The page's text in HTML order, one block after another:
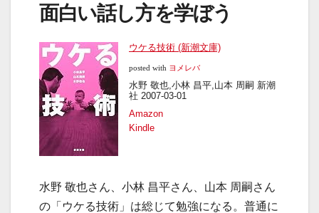
面白い話し方を学ぼう
ウケる技術 (新潮文庫)
posted with ヨメレバ
水野 敬也,小林 昌平,山本 周嗣 新潮
社 2007-03-01
Amazon
Kindle
水野 敬也さん、小林 昌平さん、山本 周嗣さん
の「ウケる技術」は総じて勉強になる。普通に